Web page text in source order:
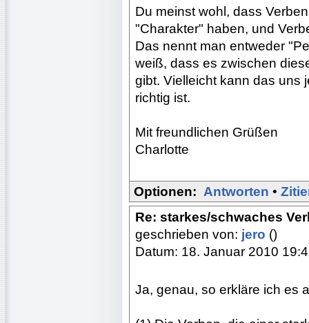
Du meinst wohl, dass
"Charakter" haben, und
Das nennt man entweder
weiß, dass es zwischen
gibt. Vielleicht kann das uns
richtig ist.
Mit freundlichen Grüßen
Charlotte
Optionen: Antworten •
Re: starkes/schwaches
geschrieben von: jero ()
Datum: 18. Januar 2010
Ja, genau, so erkläre ich es